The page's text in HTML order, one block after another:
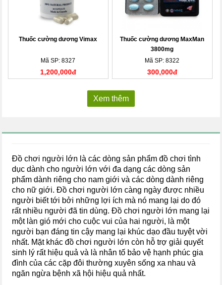
Thuốc cường dương Vimax
Mã SP: 8327
1,200,000đ
Thuốc cường dương MaxMan
3800mg
Mã SP: 8322
300,000đ
Xem thêm
Đồ chơi người lớn là các dòng sản phẩm đồ chơi tình
dục dành cho người lớn với đa dạng các dòng sản
phẩm dành riêng cho nam giới và các dòng dành riêng
cho nữ giới. Đồ chơi người lớn càng ngày được nhiều
người biết tới bởi những lợi ích mà nó mang lại do đó
rất nhiều người đã tin dùng. Đồ chơi người lớn mang lại
một làn gió mới cho cuộc vui của hai người, là một
người bạn đáng tin cậy mang lại khúc dạo đầu tuyệt vời
nhất. Mặt khác đồ chơi người lớn còn hỗ trợ giải quyết
sinh lý rất hiệu quả và là nhân tố bảo vệ hạnh phúc gia
đình của các cặp đôi thường xuyên sống xa nhau và
ngăn ngừa bệnh xã hội hiệu quả nhất.